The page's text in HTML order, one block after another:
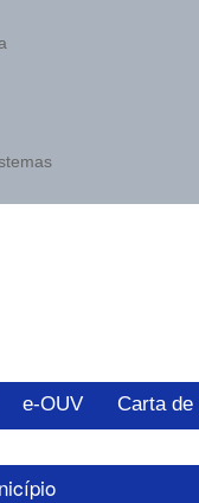
e-OUV Carta